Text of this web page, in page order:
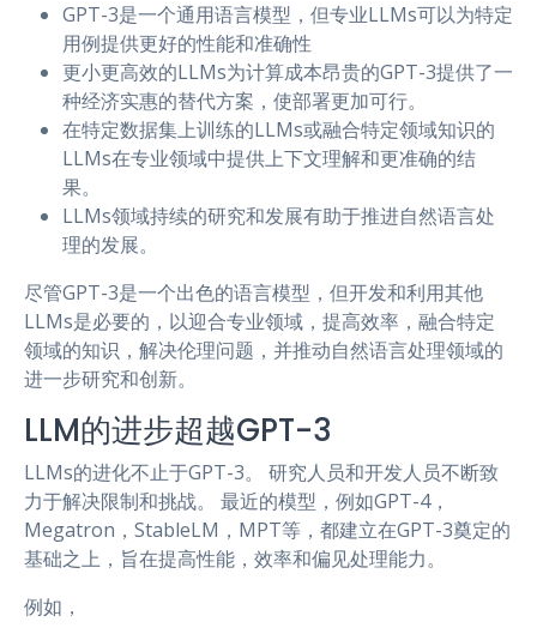
GPT-3是一个通用语言模型，但专业LLMs可以为特定
用例提供更好的性能和准确性
更小更高效的LLMs为计算成本昂贵的GPT-3提供了一
种经济实惠的替代方案，使部署更加可行。
在特定数据集上训练的LLMs或融合特定领域知识的
LLMs在专业领域中提供上下文理解和更准确的结
果。
LLMs领域持续的研究和发展有助于推进自然语言处
理的发展。
尽管GPT-3是一个出色的语言模型，但开发和利用其他
LLMs是必要的，以迎合专业领域，提高效率，融合特定
领域的知识，解决伦理问题，并推动自然语言处理领域的
进一步研究和创新。
LLM的进步超越GPT-3
LLMs的进化不止于GPT-3。 研究人员和开发人员不断致
力于解决限制和挑战。 最近的模型，例如GPT-4，
Megatron，StableLM，MPT等，都建立在GPT-3奠定的
基础之上，旨在提高性能，效率和偏见处理能力。
例如，